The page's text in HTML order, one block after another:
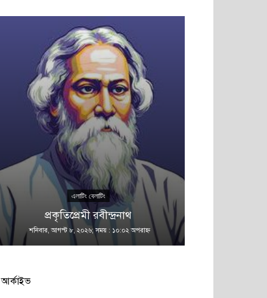
এলাটিং বেলাটিং
প্রকৃতিপ্রেমী রবীন্দ্রনাথ
শনিবার, আগস্ট ৮, ২০২৬; সময় : ১০:০২ অপরাহ্ণ
আর্কাইভ